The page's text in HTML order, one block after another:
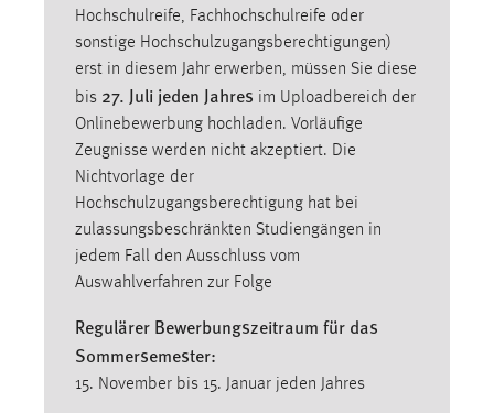
Hochschulreife, Fachhochschulreife oder
sonstige Hochschulzugangsberechtigungen)
erst in diesem Jahr erwerben, müssen Sie diese
bis 27. Juli jeden Jahres im Uploadbereich der
Onlinebewerbung hochladen. Vorläufige
Zeugnisse werden nicht akzeptiert. Die
Nichtvorlage der
Hochschulzugangsberechtigung hat bei
zulassungsbeschränkten Studiengängen in
jedem Fall den Ausschluss vom
Auswahlverfahren zur Folge
Regulärer Bewerbungszeitraum für das
Sommersemester:
15. November bis 15. Januar jeden Jahres
Cookie Laufzeit:
30 Tage
Chat
Name:
MibewSessionID, MIBEW_UserID, mibew_locale, mibew-
chat-frame-style-5e9dbeb1811c0446
Zweck:
Wird benötigt um die Chatfunktion nutzen zu können.
MibewSessionID, mibew-chat-frame-style-
5e9dbeb1811c0446 = Sitzungslaufzeit, mibew_locale = 3